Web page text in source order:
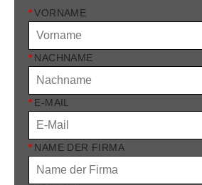
* VORNAME
* NACHNAME
* E-MAIL
* NAME DER FIRMA